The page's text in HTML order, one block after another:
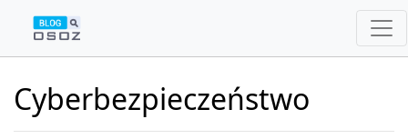
Cyberbezpieczeństwo